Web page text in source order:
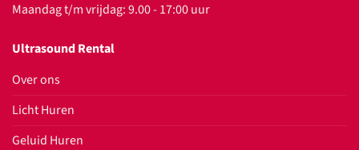
Maandag t/m vrijdag: 9.00 - 17:00 uur
Ultrasound Rental
Over ons
Licht Huren
Geluid Huren